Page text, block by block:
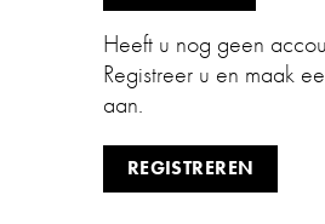
Heeft u nog geen
Registreer u en maak
aan.
REGISTREREN